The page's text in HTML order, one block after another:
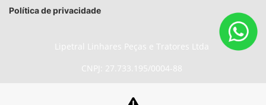
Política de privacidade
Lipetral Linhares Peças e Tratores Ltda
CNPJ: 27.733.195/0004-88